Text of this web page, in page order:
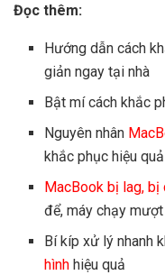
Đọc thêm:
Hướng dẫn cách
giản ngay tại nhà
Bật mí cách khắc
Nguyên nhân
khắc phục hiệu
MacBook bị lag, bị
để, máy chạy mượt
Bí kíp xử lý nhanh
hình hiệu quả